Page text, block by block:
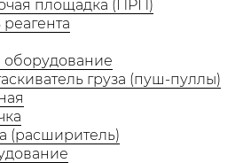
площадка (ПРП)
оборудование
груза (пуш-пуллы)
(расширитель)